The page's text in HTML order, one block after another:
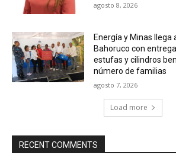
agosto 8, 2026
Energía y Minas llega
Bahoruco con
estufas y cilindros
número de familias
agosto 7, 2026
Load more
RECENT COMMENTS